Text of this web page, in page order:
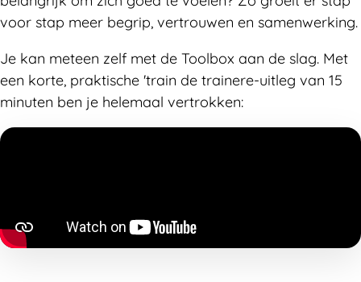
voor stap meer begrip, vertrouwen en samenwerking.
Je kan meteen zelf met de Toolbox aan de slag. Met
een korte, praktische 'train de trainere-uitleg van 15
minuten ben je helemaal vertrokken: